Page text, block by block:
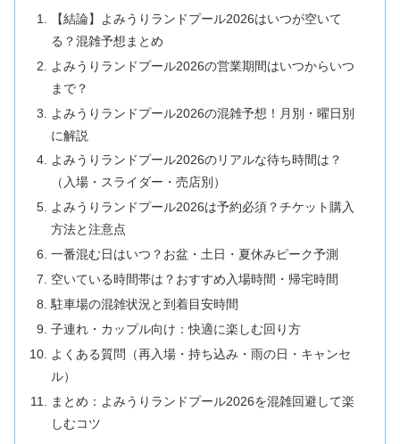
【結論】よみうりランドプール2026はいつが空いて
る？混雑予想まとめ
よみうりランドプール2026の営業期間はいつからいつ
まで？
よみうりランドプール2026の混雑予想！月別・曜日別
に解説
よみうりランドプール2026のリアルな待ち時間は？
（入場・スライダー・売店別）
よみうりランドプール2026は予約必須？チケット購入
方法と注意点
一番混む日はいつ？お盆・土日・夏休みピーク予測
空いている時間帯は？おすすめ入場時間・帰宅時間
駐車場の混雑状況と到着目安時間
子連れ・カップル向け：快適に楽しむ回り方
よくある質問（再入場・持ち込み・雨の日・キャンセ
ル）
まとめ：よみうりランドプール2026を混雑回避して楽
しむコツ